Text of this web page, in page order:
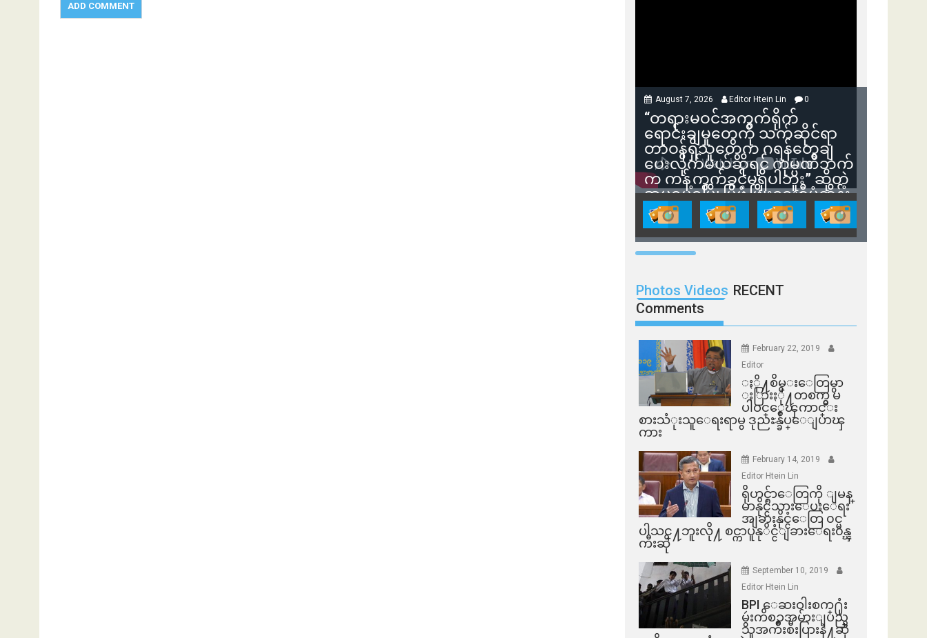
August 7, 2026 Editor Htein Lin 0
“တရားမဝင်အကွက်ရိုက်
ရောင်းချမှုတွေကို သက်ဆိုင်ရာ
တာဝန်ရှိသူတွေက ဂရန်တွေချ
ပေးလိုက်မယ်ဆိုရင် ကုမ္ပဏီဘက်
က ကန့်ကွက်ခွင့်မရှိပါဘူး” ဆိုတဲ့
အမရပူရမြို့ပြဖွံ့ဖြိုးရေးစီမံကိန်း
ဒါရိုက်တာ ဦးဇော်ရဲဝင်းနဲ့ တွေ့ဆုံ
ခြင်း
Photos Videos RECENT
Comments
February 22, 2019
Editor
ႏို႔စိမ္းေတြမွာ
ႏြားႏို႔တစက္မွ မ
ပါဝင္ေၾကာင္း
စားသံုးသူေရးရာမွ ဒုညႊန္ခ်ဳပ္ေျပာၾ
ကား
February 14, 2019
Editor Htein Lin
ရိုဟင္ဂ်ာေတြကို ျမန္
မာနိုင္ငံသားေပးေရး
အျခားနိုင္ငံေတြ ၀င္မ
ပါသင္႔ဘူးလို႔ စင္ကာပူနုိင္ငံျခားေရး၀န္ၾ
ကီးဆို
September 10, 2019
Editor Htein Lin
BPI ​ေဆးဝါးစက္​႐ုံး
မွဴးကိစၥအမ်ားျပည္​
သူအက်ိဳးစီးပြားနဲ႔ဆို